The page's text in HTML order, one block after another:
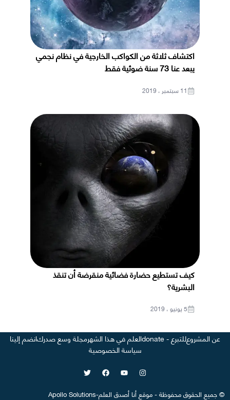
اكتشاف ثلاثة من الكواكب الخارجية في نظام نجمي
يبعد عنا 73 سنة ضوئية فقط
11 سبتمبر ، 2019
كيف تستطيع حضارة فضائية منقرضة أن تنقذ
البشرية؟
5 يونيو ، 2019
عن المشروعللتبرع - donate العلم في هذا الشهرمجلة وسع صدركانضم إلينا
سياسة الخصوصية
©جميع الحقوق محفوظة-موقعأنا أصدق العلم-
Apollo Solutions